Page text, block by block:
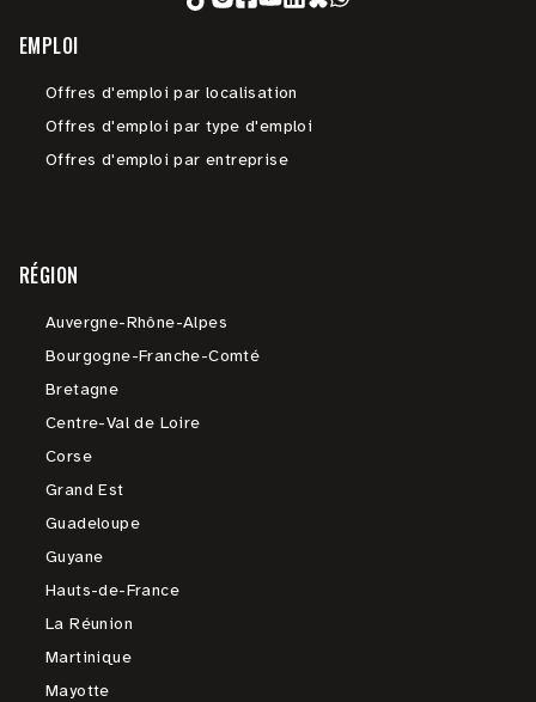
EMPLOI
Offres d'emploi par localisation
Offres d'emploi par type d'emploi
Offres d'emploi par entreprise
RÉGION
Auvergne-Rhône-Alpes
Bourgogne-Franche-Comté
Bretagne
Centre-Val de Loire
Corse
Grand Est
Guadeloupe
Guyane
Hauts-de-France
La Réunion
Martinique
Mayotte